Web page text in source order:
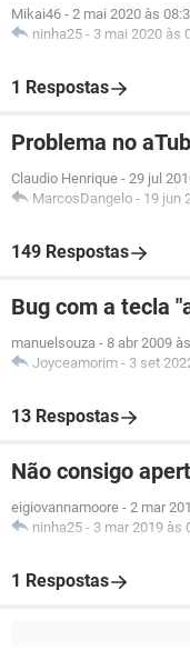
Mikai46 - 2 mai 2020 às
ninha25 - 3 mai 2020 às
1 Respostas
Problema no
Claudio Henrique - 29 jul
MarcosDangelo - 19 jun
149 Respostas
Bug com a tecla
manuelsouza - 8 abr 2009
Joyceamorim - 3 set
13 Respostas
Não consigo
eigiovannamoore - 2 mar
ninha25 - 3 mar 2019 às
1 Respostas